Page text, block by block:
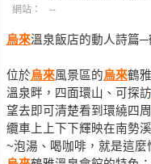
網站：
--
烏來溫泉飯店的動人詩篇─
位於烏來風景區的烏來鶴
溫泉畔，四面環山、可探訪
望去即可清楚看到環繞四
纜車上上下下輝映在南勢
~泡湯、喝咖啡，就是這麼